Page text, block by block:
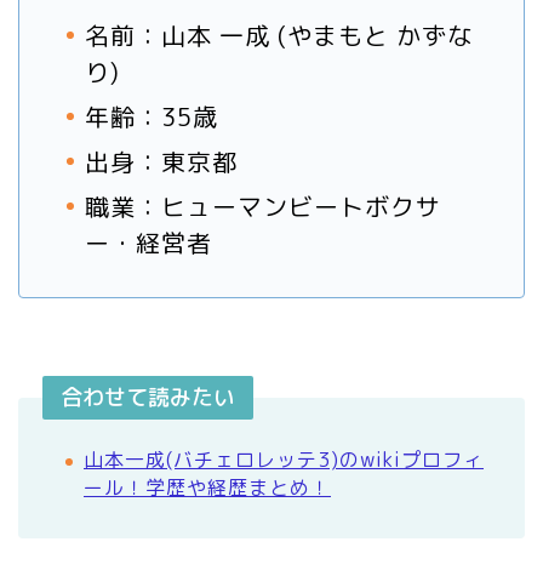
名前：山本 一成 (やまもと かずな
り)
年齢：35歳
出身：東京都
職業：ヒューマンビートボクサ
ー・経営者
合わせて読みたい
山本一成(バチェロレッテ3)のwikiプロフィ
ール！学歴や経歴まとめ！